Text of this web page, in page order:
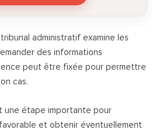
tribunal administratif examine les
des informations
peut être fixée pour permettre
cas.
une étape importante pour
et obtenir éventuellement